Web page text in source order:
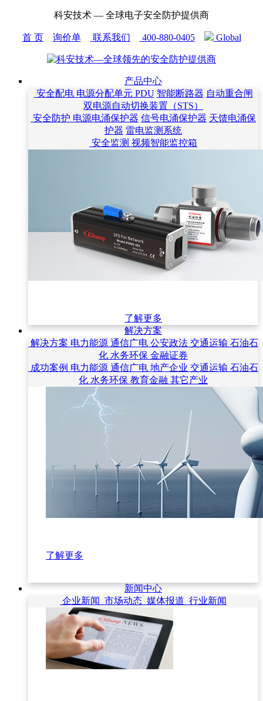
科安技术 — 全球电子安全防护提供商
首 页 询价单 联系我们 400-880-0405 Global
产品中心
安全配电 电源分配单元 PDU 智能断路器 自动重合闸
双电源自动切换装置（STS）
安全防护 电源电涌保护器 信号电涌保护器 天馈电涌保
护器 雷电监测系统
安全监测 视频智能监控箱
了解更多
解决方案
解决方案 电力能源 通信广电 公安政法 交通运输 石油石
化 水务环保 金融证券
成功案例 电力能源 通信广电 地产企业 交通运输 石油石
化 水务环保 教育金融 其它产业
了解更多
新闻中心
企业新闻 市场动态 媒体报道 行业新闻